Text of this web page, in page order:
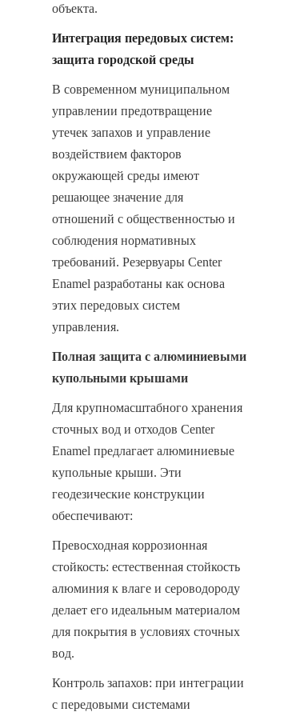
объекта.
Интеграция передовых систем:
защита городской среды
В современном муниципальном
управлении предотвращение
утечек запахов и управление
воздействием факторов
окружающей среды имеют
решающее значение для
отношений с общественностью и
соблюдения нормативных
требований. Резервуары Center
Enamel разработаны как основа
этих передовых систем
управления.
Полная защита с алюминиевыми
купольными крышами
Для крупномасштабного хранения
сточных вод и отходов Center
Enamel предлагает алюминиевые
купольные крыши. Эти
геодезические конструкции
обеспечивают:
Превосходная коррозионная
стойкость: естественная стойкость
алюминия к влаге и сероводороду
делает его идеальным материалом
для покрытия в условиях сточных
вод.
Контроль запахов: при интеграции
с передовыми системами